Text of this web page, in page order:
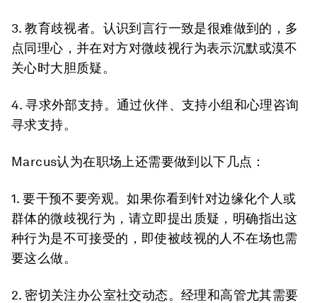
3. 教育歧视者。 认识到言行一致是很难做到的，多
点同理心，并在对方对微歧视行为表示沉默或漠不
关心时大胆质疑。
4. 寻求外部支持。通过伙伴、支持小组和心理咨询
寻求支持。
Marcus认为在职场上还需要做到以下几点：
1. 要干预不要旁观。如果你看到针对边缘化个人或
群体的微歧视行为，请立即提出质疑，明确指出这
种行为是不可接受的，即使被歧视的人不在场也需
要这么做。
2. 密切关注办公室社交动态。 经理和高管尤其需要